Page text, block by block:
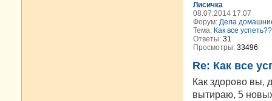
Лисичка
08.07.2014 17:07
Форум: Дела
Тема: Как все
Ответы: 31
Просмотры: 33496
Re: Как все
Как здорово вы,
вытираю, 5